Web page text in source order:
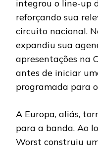
integrou o line-up
reforçando sua
circuito nacional.
expandiu sua
apresentações na
antes de iniciar
programada para
A Europa, aliás,
para a banda. Ao
Worst construiu